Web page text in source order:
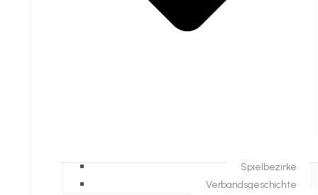
Spielbezirke
Verbandsgeschichte